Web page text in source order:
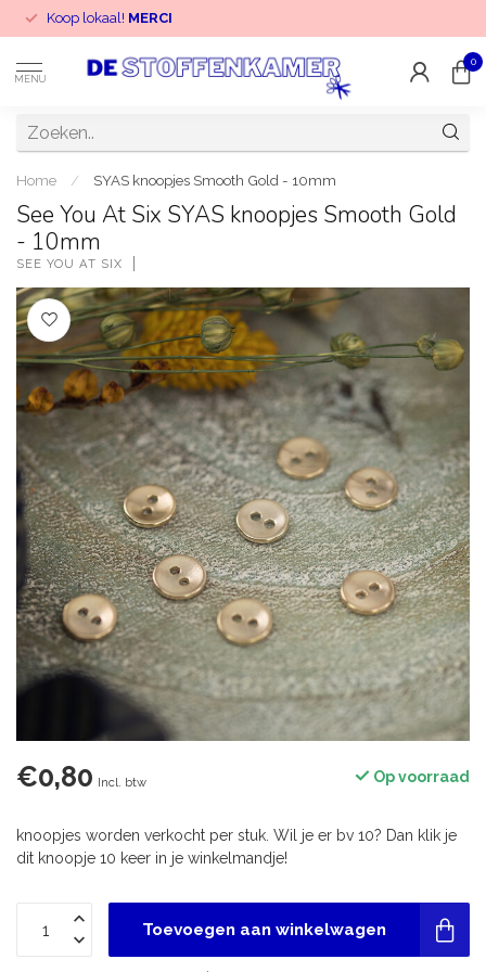
Koop lokaal! MERCI
MENU
0
Home / SYAS knoopjes Smooth Gold - 10mm
See You At Six SYAS knoopjes Smooth Gold
- 10mm
SEE YOU AT SIX
€0,80 Incl. btw Op voorraad
knoopjes worden verkocht per stuk. Wil je er bv 10? Dan klik je
dit knoopje 10 keer in je winkelmandje!
Toevoegen aan winkelwagen